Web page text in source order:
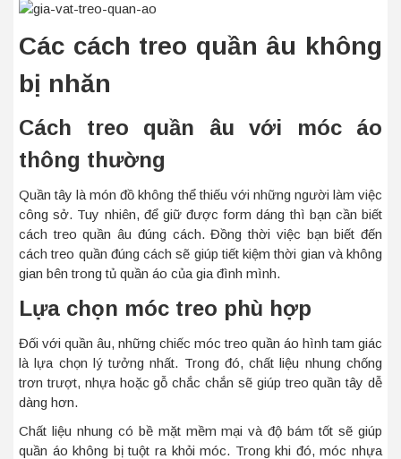
Các cách treo quần âu không
bị nhăn
Cách treo quần âu với móc áo
thông thường
Quần tây là món đồ không thể thiếu với những người làm việc
công sở. Tuy nhiên, để giữ được form dáng thì bạn cần biết
cách treo quần âu đúng cách. Đồng thời việc bạn biết đến
cách treo quần đúng cách sẽ giúp tiết kiệm thời gian và không
gian bên trong tủ quần áo của gia đình mình.
Lựa chọn móc treo phù hợp
Đối với quần âu, những chiếc móc treo quần áo hình tam giác
là lựa chọn lý tưởng nhất. Trong đó, chất liệu nhung chống
trơn trượt, nhựa hoặc gỗ chắc chắn sẽ giúp treo quần tây dễ
dàng hơn.
Chất liệu nhung có bề mặt mềm mại và độ bám tốt sẽ giúp
quần áo không bị tuột ra khỏi móc. Trong khi đó, móc nhựa